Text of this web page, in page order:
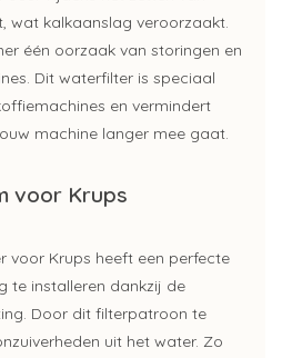
wat kalkaanslag veroorzaakt.
één oorzaak van storingen en
Dit waterfilter is speciaal
en vermindert
machine langer mee gaat.
voor Krups
voor Krups heeft een perfecte
te installeren dankzij de
Door dit filterpatroon te
uit het water. Zo